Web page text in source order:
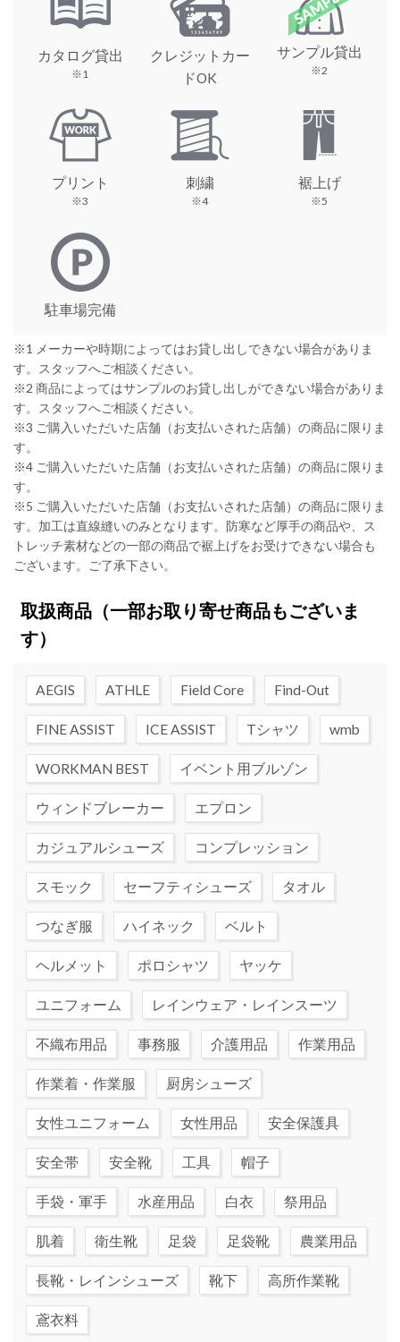
カタログ貸出
※1
クレジットカー
ドOK
サンプル貸出
※2
プリント
※3
刺繍
※4
裾上げ
※5
駐車場完備
※1 メーカーや時期によってはお貸し出しできない場合がありま
す。スタッフへご相談ください。
※2 商品によってはサンプルのお貸し出しができない場合がありま
す。スタッフへご相談ください。
※3 ご購入いただいた店舗（お支払いされた店舗）の商品に限りま
す。
※4 ご購入いただいた店舗（お支払いされた店舗）の商品に限りま
す。
※5 ご購入いただいた店舗（お支払いされた店舗）の商品に限りま
す。加工は直線縫いのみとなります。防寒など厚手の商品や、ス
トレッチ素材などの一部の商品で裾上げをお受けできない場合も
ございます。ご了承下さい。
取扱商品（一部お取り寄せ商品もございま
す）
AEGIS ATHLE Field Core Find-Out
FINE ASSIST ICE ASSIST Tシャツ wmb
WORKMAN BEST イベント用ブルゾン
ウィンドブレーカー エプロン
カジュアルシューズ コンプレッション
スモック セーフティシューズ タオル
つなぎ服 ハイネック ベルト
ヘルメット ポロシャツ ヤッケ
ユニフォーム レインウェア・レインスーツ
不織布用品 事務服 介護用品 作業用品
作業着・作業服 厨房シューズ
女性ユニフォーム 女性用品 安全保護具
安全帯 安全靴 工具 帽子
手袋・軍手 水産用品 白衣 祭用品
肌着 衛生靴 足袋 足袋靴 農業用品
長靴・レインシューズ 靴下 高所作業靴
鳶衣料